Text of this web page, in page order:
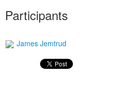
Participants
James Jemtrud